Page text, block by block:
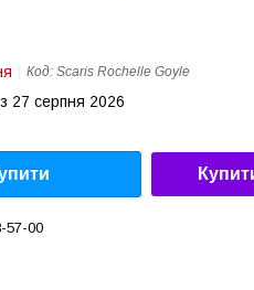
Код: Scaris Rochelle Goyle
27 серпня 2026
57-00